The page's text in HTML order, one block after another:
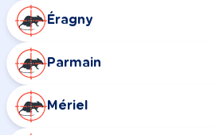
Éragny
Parmain
Mériel